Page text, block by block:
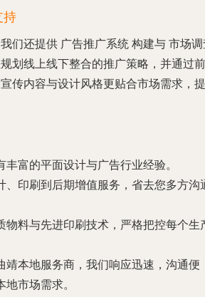
持
们还提供 广告推广系统 构建与 市场
划线上线下整合的推广策略，并通过前
传内容与设计风格更贴合市场需求，提
丰富的平面设计与广告行业经验。
、印刷到后期增值服务，省去您多方沟
物料与先进印刷技术，严格把控每个生
靖本地服务商，我们响应迅速，沟通便
市场需求。